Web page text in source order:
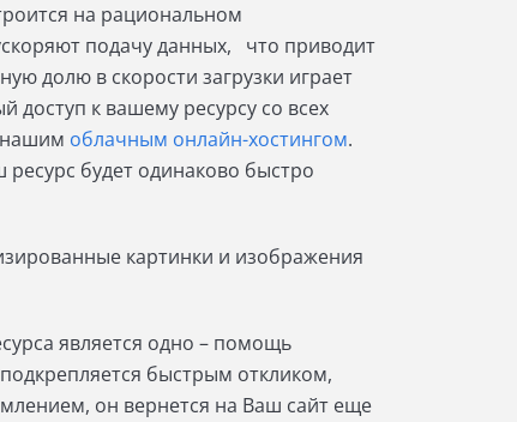
на рациональном
подачу данных, что приводит
долю в скорости загрузки играет
к вашему ресурсу со всех
нашим облачным онлайн-хостингом.
будет одинаково быстро
картинки и изображения
является одно – помощь
быстрым откликом,
он вернется на Ваш сайт еще